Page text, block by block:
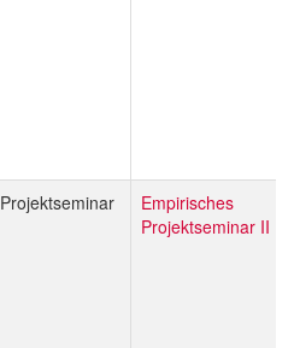
Projektseminar
Empirisches
Projektseminar II